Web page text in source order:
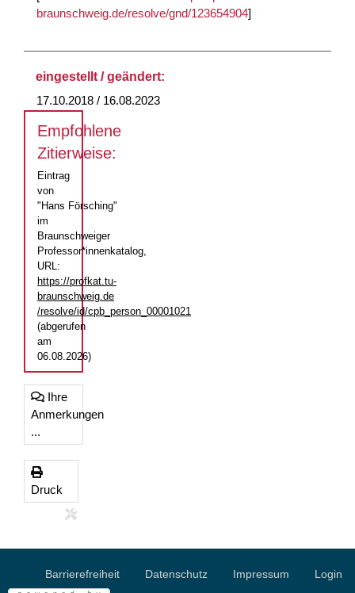
braunschweig.de/resolve/gnd/123654904]
eingestellt / geändert:
17.10.2018 / 16.08.2023
Empfohlene
Zitierweise:
Eintrag
von
"Hans Försching"
im
Braunschweiger
Professor*innenkatalog,
URL:
https://profkat.tu-
braunschweig.de
/resolve/id/cpb_person_00001021
(abgerufen
am
06.08.2026)
Ihre
Anmerkungen
...
Druck
Barrierefreiheit Datenschutz Impressum Login